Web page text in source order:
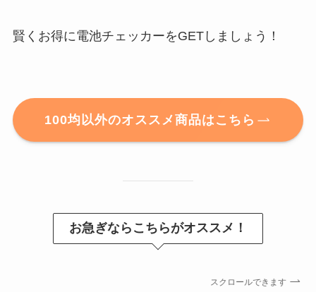
賢くお得に電池チェッカーをGETしましょう！
100均以外のオススメ商品はこちら
お急ぎならこちらがオススメ！
スクロールできます